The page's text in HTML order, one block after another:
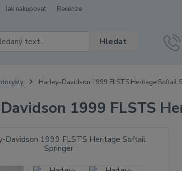
Jak nakupovat Recenze
Hledat
Harley-Davidson 1999 FLSTS Heritage Softail
1999 FLSTS